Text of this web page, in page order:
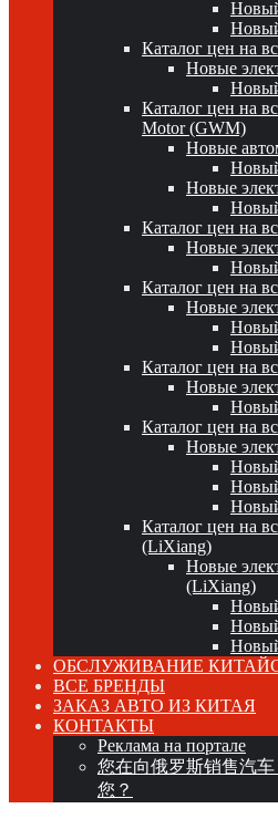
Каталог цен на
Новые
Каталог цен на
Motor (GWM)
Новые
Новые
Каталог цен на
Новые
Каталог цен на
Новые
Каталог цен на
Новые
Каталог цен на
Новые
Каталог цен на
(LiXiang)
Новые
(LiXiang)
ОБСЛУЖИВАНИЕ
ВСЕ БРЕНДЫ
ЗАКАЗ АВТО ИЗ КИТАЯ
КОНТАКТЫ
Реклама на портале
您在向俄罗斯销售汽
您？